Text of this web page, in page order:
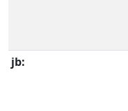
jb: